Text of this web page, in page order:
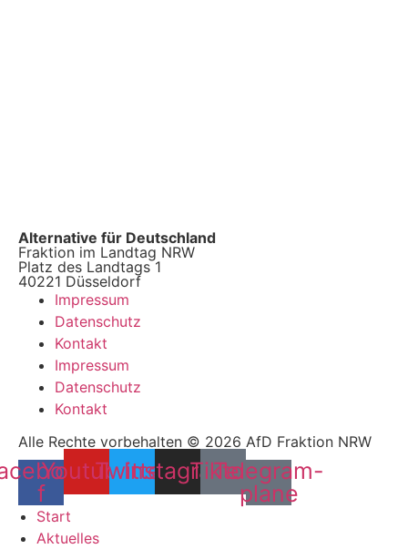
Alternative für Deutschland
Fraktion im Landtag NRW
Platz des Landtags 1
40221 Düsseldorf
Impressum
Datenschutz
Kontakt
Impressum
Datenschutz
Kontakt
Alle Rechte vorbehalten © 2026 AfD Fraktion NRW
f
YoutubeTwitter
Instagram
Tiktok
Telegram-
plane
Start
Aktuelles